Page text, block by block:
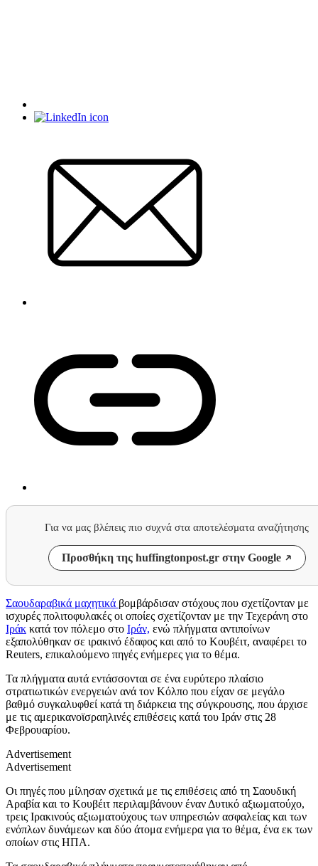
Για να μας βλέπεις πιο συχνά στα αποτελέσματα αναζήτησης
Προσθήκη της huffingtonpost.gr στην Google
Σαουδαραβικά μαχητικά βομβάρδισαν στόχους που σχετίζονταν με
ισχυρές πολιτοφυλακές οι οποίες σχετίζονταν με την Τεχεράνη στο
Ιράκ κατά τον πόλεμο στο Ιράν, ενώ πλήγματα αντιποίνων
εξαπολύθηκαν σε ιρακινό έδαφος και από το Κουβέιτ, αναφέρει το
Reuters, επικαλούμενο πηγές ενήμερες για το θέμα.
Τα πλήγματα αυτά εντάσσονται σε ένα ευρύτερο πλαίσιο
στρατιωτικών ενεργειών ανά τον Κόλπο που είχαν σε μεγάλο
βαθμό συγκαλυφθεί κατά τη διάρκεια της σύγκρουσης, που άρχισε
με τις αμερικανοϊσραηλινές επιθέσεις κατά του Ιράν στις 28
Φεβρουαρίου.
Advertisement
Advertisement
Οι πηγές που μίλησαν σχετικά με τις επιθέσεις από τη Σαουδική
Αραβία και το Κουβέιτ περιλαμβάνουν έναν Δυτικό αξιωματούχο,
τρεις Ιρακινούς αξιωματούχους των υπηρεσιών ασφαλείας και των
ενόπλων δυνάμεων και δύο άτομα ενήμερα για το θέμα, ένα εκ των
οποίων στις ΗΠΑ.